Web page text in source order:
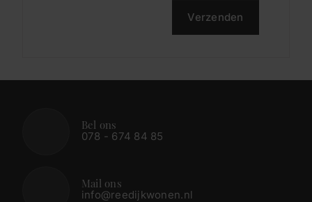
Verzenden
Bel ons
078 - 674 84 85
Mail ons
info@reedijkwonen.nl